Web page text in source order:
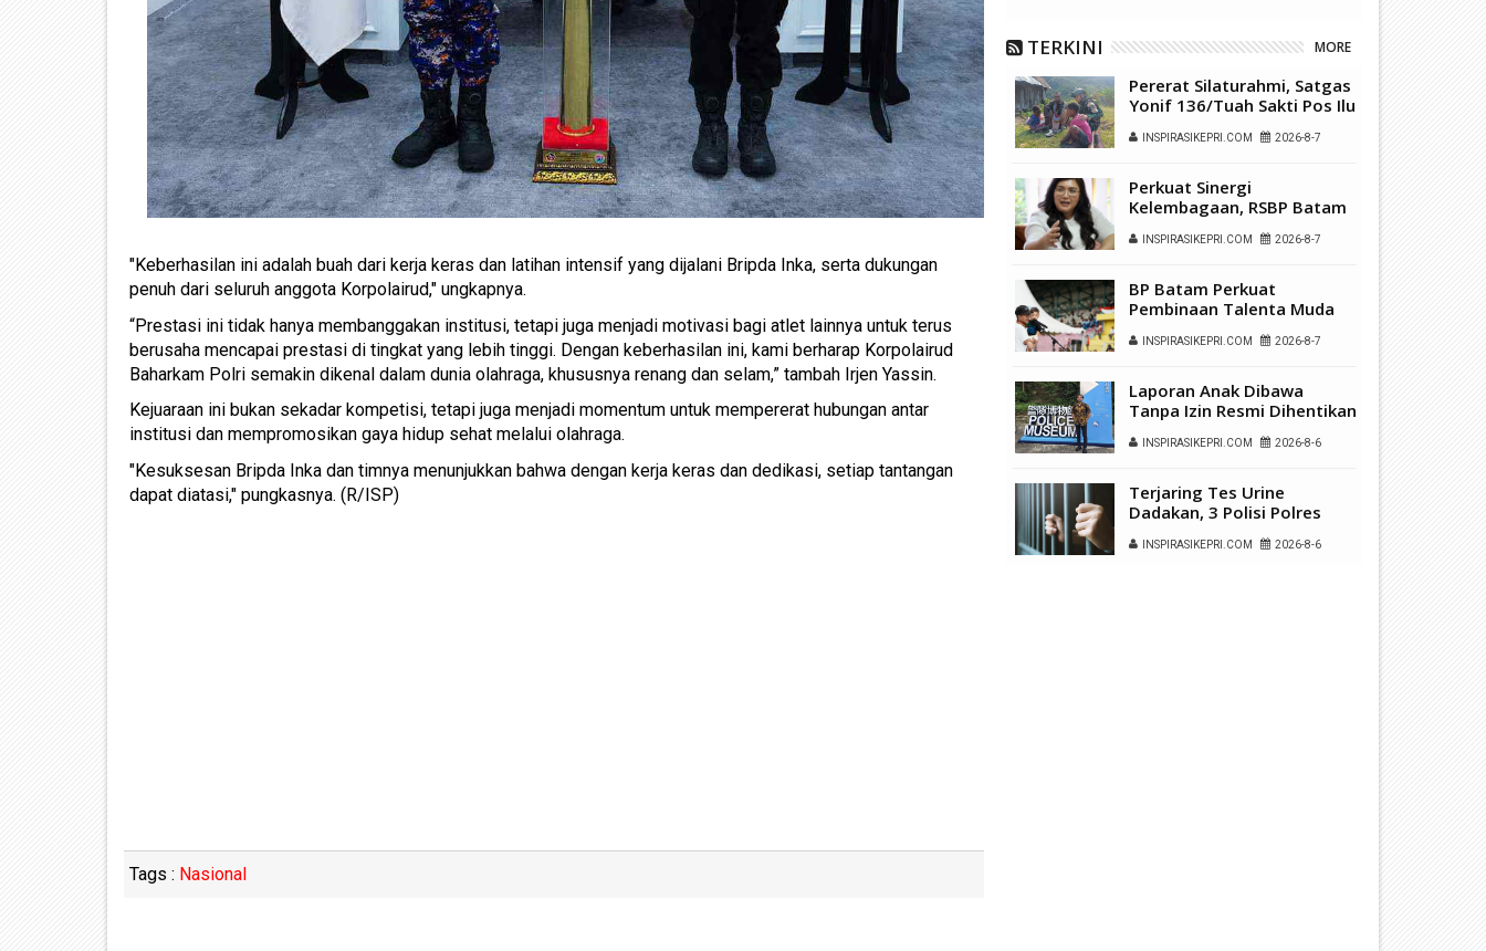
"Keberhasilan ini adalah buah dari kerja keras dan latihan intensif yang dijalani Bripda Inka, serta dukungan
penuh dari seluruh anggota Korpolairud," ungkapnya.
“Prestasi ini tidak hanya membanggakan institusi, tetapi juga menjadi motivasi bagi atlet lainnya untuk terus
berusaha mencapai prestasi di tingkat yang lebih tinggi. Dengan keberhasilan ini, kami berharap Korpolairud
Baharkam Polri semakin dikenal dalam dunia olahraga, khususnya renang dan selam,” tambah Irjen Yassin.
Kejuaraan ini bukan sekadar kompetisi, tetapi juga menjadi momentum untuk mempererat hubungan antar
institusi dan mempromosikan gaya hidup sehat melalui olahraga.
"Kesuksesan Bripda Inka dan timnya menunjukkan bahwa dengan kerja keras dan dedikasi, setiap tantangan
dapat diatasi," pungkasnya. (R/ISP)
Tags : Nasional
TERKINI MORE
Pererat Silaturahmi, Satgas
Yonif 136/Tuah Sakti Pos Ilu
Kampung Alukme
INSPIRASIKEPRI.COM 2026-8-7
Perkuat Sinergi
Kelembagaan, RSBP Batam
Pelayanan dan
INSPIRASIKEPRI.COM 2026-8-7
BP Batam Perkuat
Pembinaan Talenta Muda
International Grassroot
INSPIRASIKEPRI.COM 2026-8-7
Laporan Anak Dibawa
Tanpa Izin Resmi Dihentikan
Sengketa Hak Asuh
INSPIRASIKEPRI.COM 2026-8-6
Terjaring Tes Urine
Dadakan, 3 Polisi Polres
SabuINSPIRASIKEPRI.COM 2026-8-6